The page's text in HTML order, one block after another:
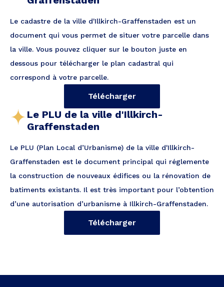
Le cadastre de la ville d'Illkirch-Graffenstaden est un
document qui vous permet de situer votre parcelle dans
la ville. Vous pouvez cliquer sur le bouton juste en
dessous pour télécharger le plan cadastral qui
correspond à votre parcelle.
Télécharger
Le PLU de la ville d'Illkirch-
Graffenstaden
Le PLU (Plan Local d’Urbanisme) de la ville d'Illkirch-
Graffenstaden est le document principal qui réglemente
la construction de nouveaux édifices ou la rénovation de
batiments existants. Il est très important pour l’obtention
d’une autorisation d’urbanisme à Illkirch-Graffenstaden.
Télécharger